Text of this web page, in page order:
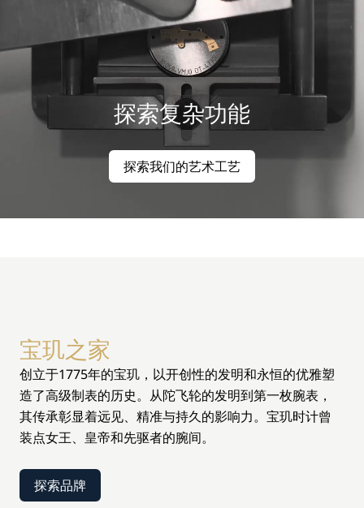
探索复杂功能
探索我们的艺术工艺
宝玑之家
创立于1775年的宝玑，以开创性的发明和永恒的优雅塑
造了高级制表的历史。从陀飞轮的发明到第一枚腕表，
其传承彰显着远见、精准与持久的影响力。宝玑时计曾
装点女王、皇帝和先驱者的腕间。
探索品牌